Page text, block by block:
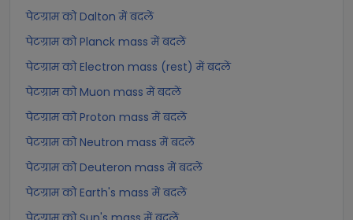
पेटग्राम को Dalton में बदलें
पेटग्राम को Planck mass में बदलें
पेटग्राम को Electron mass (rest) में बदलें
पेटग्राम को Muon mass में बदलें
पेटग्राम को Proton mass में बदलें
पेटग्राम को Neutron mass में बदलें
पेटग्राम को Deuteron mass में बदलें
पेटग्राम को Earth's mass में बदलें